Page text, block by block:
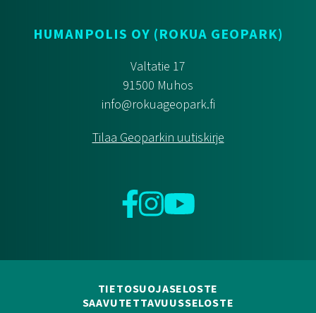
HUMANPOLIS OY (ROKUA GEOPARK)
Valtatie 17
91500 Muhos
info@rokuageopark.fi
Tilaa Geoparkin uutiskirje
Facebook
InstagramYouTube
TIETOSUOJASELOSTE
SAAVUTETTAVUUSSELOSTE